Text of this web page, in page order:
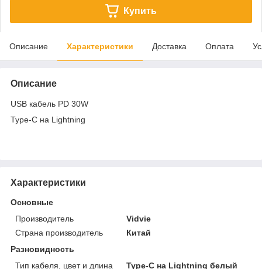
Купить
Описание Характеристики Доставка Оплата
Описание
USB кабель PD 30W
Type-С на Lightning
Характеристики
Основные
Производитель
Vidvie
Страна производитель
Китай
Разновидность
Тип кабеля, цвет и длина
Type-С на Lightning белый